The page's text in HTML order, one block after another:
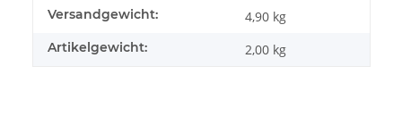
Versandgewicht: 4,90 kg
Artikelgewicht: 2,00 kg